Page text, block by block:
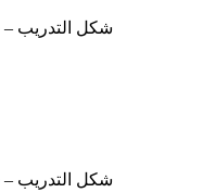
شكل التدريب –
شكل التدريب –